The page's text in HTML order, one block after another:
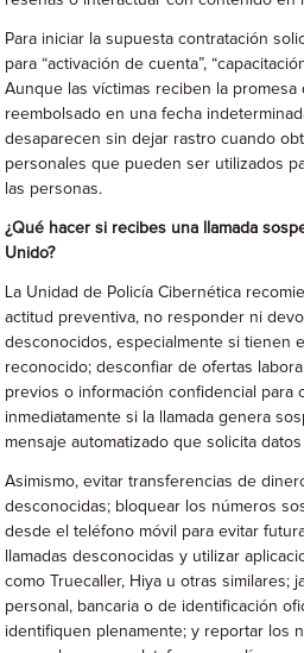
Para iniciar la supuesta contratación
para “activación de cuenta”,
Aunque las víctimas reciben la
reembolsado en una fecha
desaparecen sin dejar rastro cuando
personales que pueden ser utilizados
las personas.
¿Qué hacer si recibes una llamada
Unido?
La Unidad de Policía Cibernética
actitud preventiva, no responder ni
desconocidos, especialmente si tienen
reconocido; desconfiar de ofertas
previos o información confidencial para
inmediatamente si la llamada genera
mensaje automatizado que solicita
Asimismo, evitar transferencias de
desconocidas; bloquear los números
desde el teléfono móvil para evitar
llamadas desconocidas y utilizar
como Truecaller, Hiya u otras similares;
personal, bancaria o de identificación
identifiquen plenamente; y reportar los